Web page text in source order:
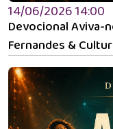
14/06/2026 14:00
Devocional Aviva-
Fernandes &